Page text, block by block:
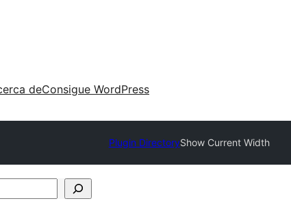
deConsigue WordPress
Plugin DirectoryShow Current Width